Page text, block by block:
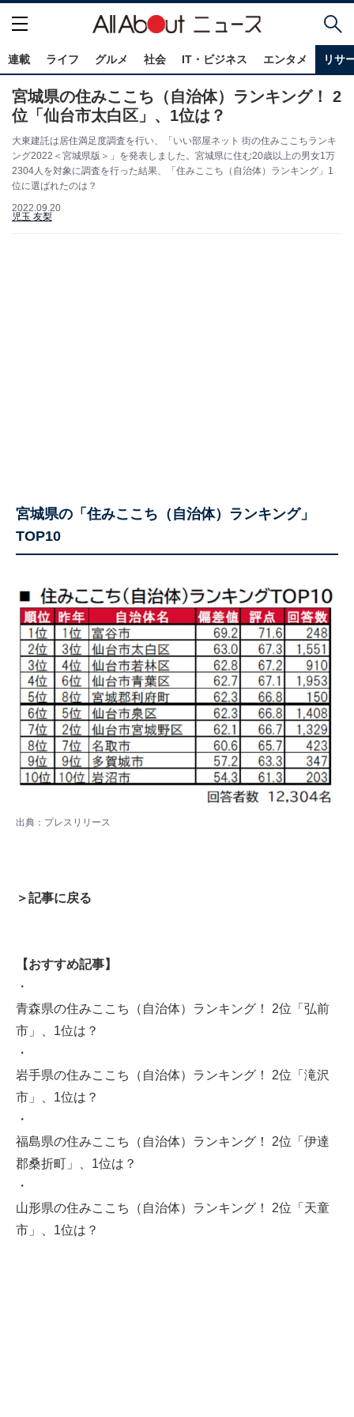
連載 ライフ グルメ 社会 IT・ビジネス エンタメ リサ
宮城県の住みここち（自治体）ランキング！ 2
位「仙台市太白区」、1位は？
大東建託は居住満足度調査を行い、「いい部屋ネット 街の住みここちランキ
ング2022＜宮城県版＞」を発表しました。宮城県に住む20歳以上の男女1万
2304人を対象に調査を行った結果、「住みここち（自治体）ランキング」1
位に選ばれたのは？
2022.09.20
児玉 友梨
宮城県の「住みここち（自治体）ランキング」
TOP10
出典：プレスリリース
＞記事に戻る
【おすすめ記事】
・
青森県の住みここち（自治体）ランキング！ 2位「弘前
市」、1位は？
・
岩手県の住みここち（自治体）ランキング！ 2位「滝沢
市」、1位は？
・
福島県の住みここち（自治体）ランキング！ 2位「伊達
郡桑折町」、1位は？
・
山形県の住みここち（自治体）ランキング！ 2位「天童
市」、1位は？